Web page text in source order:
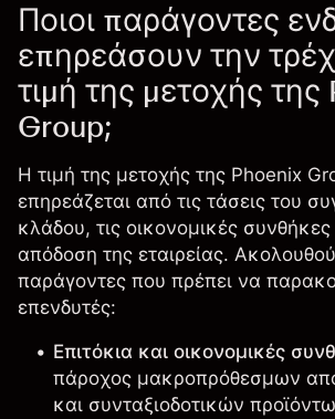
Ποιοι παράγοντες
επηρεάσουν την
τιμή της μετοχής
Group;
Η τιμή της μετοχής της Phoenix
επηρεάζεται από τις τάσεις του
κλάδου, τις οικονομικές συνθήκες
απόδοση της εταιρείας.
παράγοντες που πρέπει να
επενδυτές:
Επιτόκια και οικονομικές
πάροχος μακροπρόθεσμων
και συνταξιοδοτικών